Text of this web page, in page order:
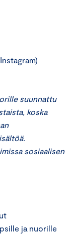
suunnattu
koska
.
sosiaalisen
ja nuorille